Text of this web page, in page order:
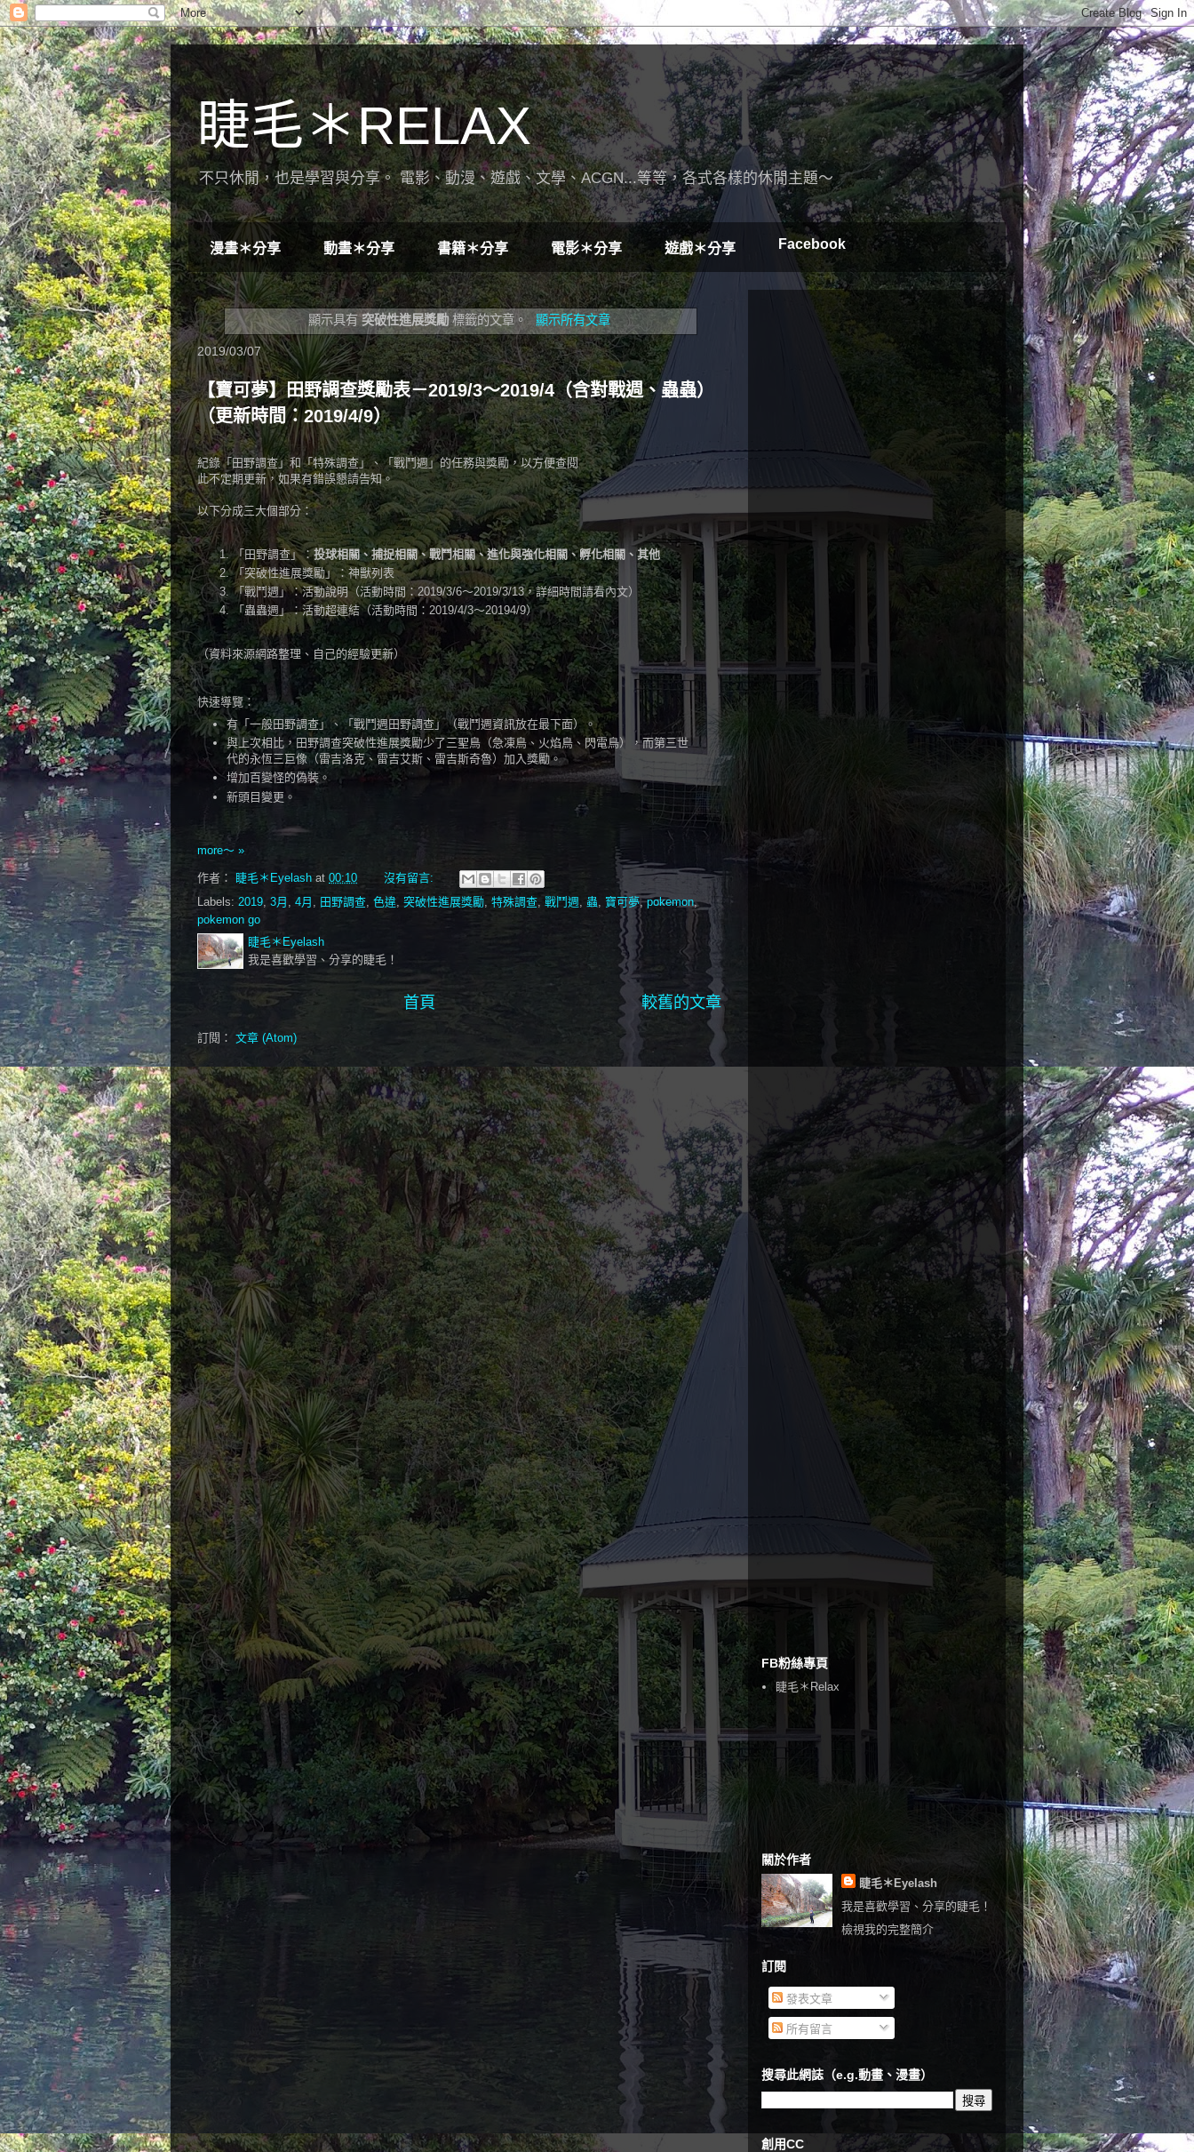
睫毛＊RELAX
不只休閒，也是學習與分享。 電影、動漫、遊戲、文學、ACGN...等等，各式各樣的休閒主題～
漫畫＊分享 動畫＊分享 書籍＊分享 電影＊分享 遊戲＊分享 Facebook
顯示具有突破性進展獎勵標籤的文章。 顯示所有文章
2019/03/07
【寶可夢】田野調查獎勵表－2019/3～2019/4（含對戰週、蟲蟲）
（更新時間：2019/4/9）
紀錄「田野調查」和「特殊調查」、「戰鬥週」的任務與獎勵，以方便查閱
此不定期更新，如果有錯誤懇請告知。
以下分成三大個部分：
「田野調查」：投球相關、捕捉相關、戰鬥相關、進化與強化相關、孵化相關、其他
「突破性進展獎勵」：神獸列表
「戰鬥週」：活動說明（活動時間：2019/3/6～2019/3/13，詳細時間請看內文）
「蟲蟲週」：活動超連結（活動時間：2019/4/3～20194/9）
（資料來源網路整理、自己的經驗更新）
快速導覽：
有「一般田野調查」、「戰鬥週田野調查」（戰鬥週資訊放在最下面）。
與上次相比，田野調查突破性進展獎勵少了三聖鳥（急凍鳥、火焰鳥、閃電鳥），而第三世
代的永恆三巨像（雷吉洛克、雷吉艾斯、雷吉斯奇魯）加入獎勵。
增加百變怪的偽裝。
新頭目變更。
more～ »
作者： 睫毛＊Eyelash at 00:10
沒有留言:
Labels: 2019, 3月 , 4月 , 田野調查, 色違, 突破性進展獎勵, 特殊調查, 戰鬥週, 蟲, 寶可夢,pokemon,
pokemon go
睫毛＊Eyelash
我是喜歡學習、分享的睫毛！
較舊的文章
首頁
訂閱： 文章 (Atom)
FB粉絲專頁
睫毛＊Relax
關於作者
睫毛＊Eyelash
我是喜歡學習、分享的睫毛！
檢視我的完整簡介
訂閱
發表文章
所有留言
搜尋此網誌（e.g.動畫、漫畫）
創用CC